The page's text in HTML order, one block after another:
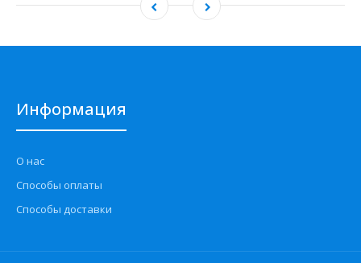
Информация
О нас
Способы оплаты
Способы доставки